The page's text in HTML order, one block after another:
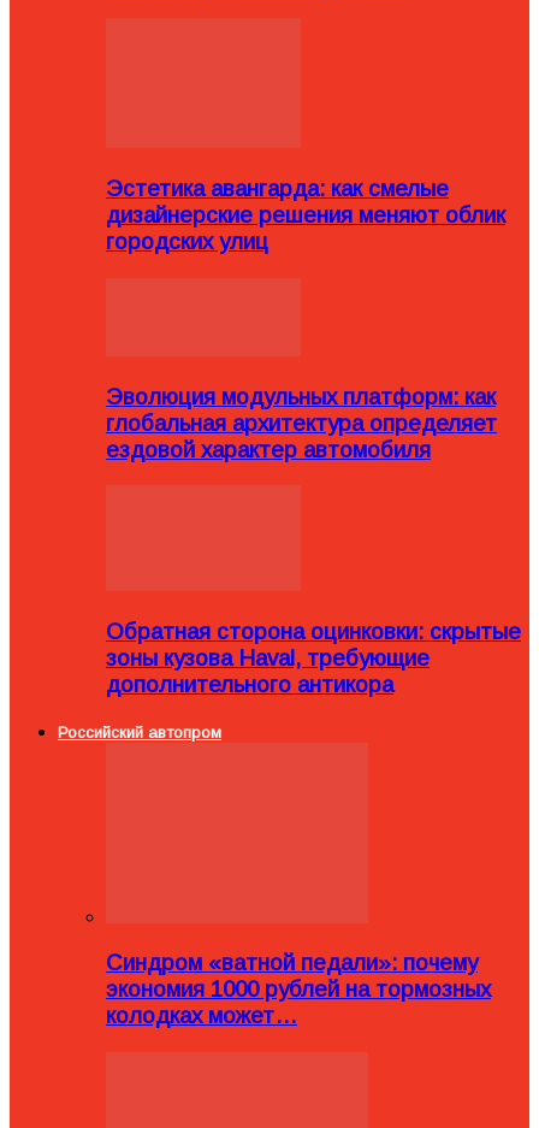
Эстетика авангарда: как смелые
дизайнерские решения меняют облик
городских улиц
Эволюция модульных платформ: как
глобальная архитектура определяет
ездовой характер автомобиля
Обратная сторона оцинковки: скрытые
зоны кузова Haval, требующие
дополнительного антикора
Российский автопром
Синдром «ватной педали»: почему
экономия 1000 рублей на тормозных
колодках может…